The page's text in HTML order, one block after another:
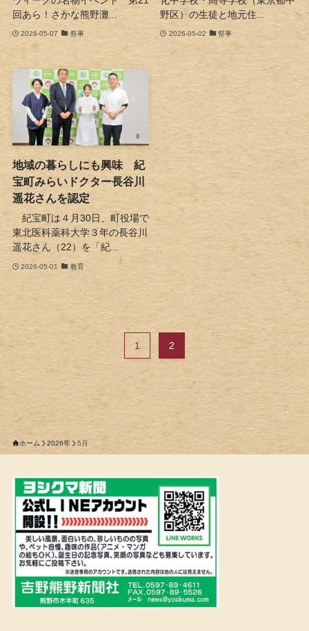
回あら！さかな熊野灘...
2026-05-07 祭事
野区）の生徒と地元住...
2026-05-02 祭事
地域の暮らしにも興味 紀
宝町みらいドクター長谷川
遥花さんを認定
紀宝町は４月30日、町役場で
東北医科薬科大学３年の長谷川
遥花さん（22）を「紀...
2026-05-01 教育
1 2
ホーム 2026年 5月